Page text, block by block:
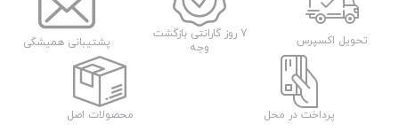
HD720
تحویل اکسپرس
7 روز گارانتی بازگشت
وجه
پشتیبانی همیشگی
پرداخت در محل محصولات اصل